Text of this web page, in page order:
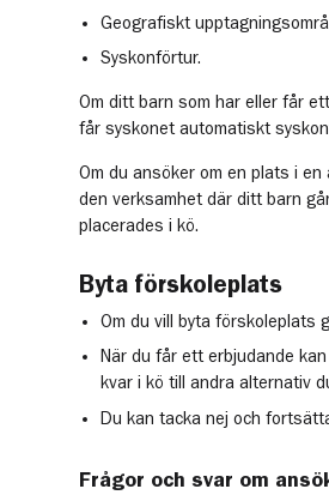
Geografiskt
Syskonförtur.
Om ditt barn som har eller får
får syskonet automatiskt
Om du ansöker om en plats i
den verksamhet där ditt barn
placerades i kö.
Byta förskoleplats
Om du vill byta förskoleplats
När du får ett erbjudande
kvar i kö till andra alternativ
Du kan tacka nej och
Frågor och svar om